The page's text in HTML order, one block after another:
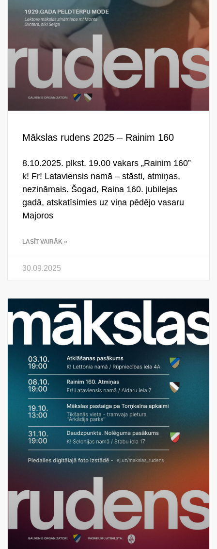
Mākslas rudens 2025 – Rainim 160
8.10.2025. plkst. 19.00 vakars „Rainim 160”
k! Fr! Lataviensis namā – stāsti, atmiņas,
nezināmais. Šogad, Raiņa 160. jubilejas
gadā, atskatīsimies uz viņa pēdējo vasaru
Majoros
LASĪT VAIRĀK »
30.09.2025